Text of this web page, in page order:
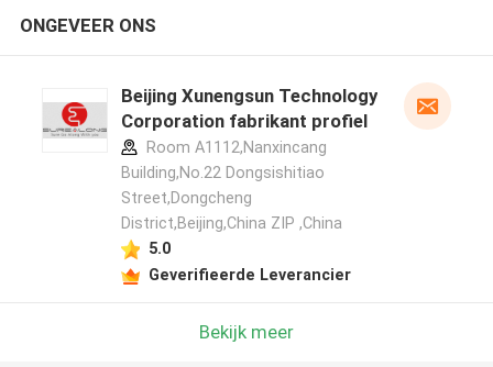
ONGEVEER ONS
Beijing Xunengsun Technology
Corporation fabrikant profiel
Room A1112,Nanxincang
Building,No.22 Dongsishitiao
Street,Dongcheng
District,Beijing,China ZIP ,China
5.0
Geverifieerde Leverancier
Bekijk meer